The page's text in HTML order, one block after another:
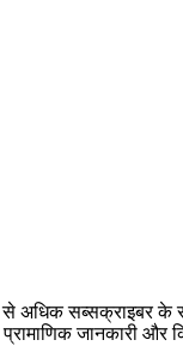
से अधिक
प्रामाणिक जानकारी